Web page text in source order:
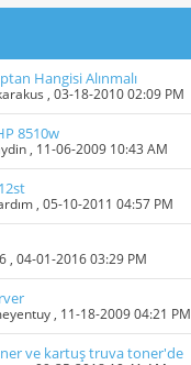
Hangisi Alınmalı
, 03-18-2010 02:09 PM
8510w
, 11-06-2009 10:43 AM
, 05-10-2011 04:57 PM
, 04-01-2016 03:29 PM
, 11-18-2009 04:21 PM
ve kartuş truva toner'de